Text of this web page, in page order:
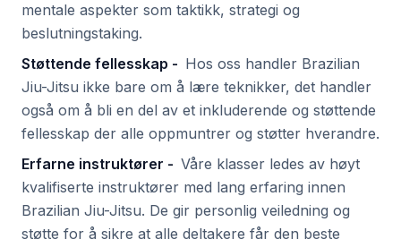
mentale aspekter som taktikk, strategi og
beslutningstaking.
Støttende fellesskap - Hos oss handler Brazilian
Jiu-Jitsu ikke bare om å lære teknikker, det handler
også om å bli en del av et inkluderende og støttende
fellesskap der alle oppmuntrer og støtter hverandre.
Erfarne instruktører - Våre klasser ledes av høyt
kvalifiserte instruktører med lang erfaring innen
Brazilian Jiu-Jitsu. De gir personlig veiledning og
støtte for å sikre at alle deltakere får den beste